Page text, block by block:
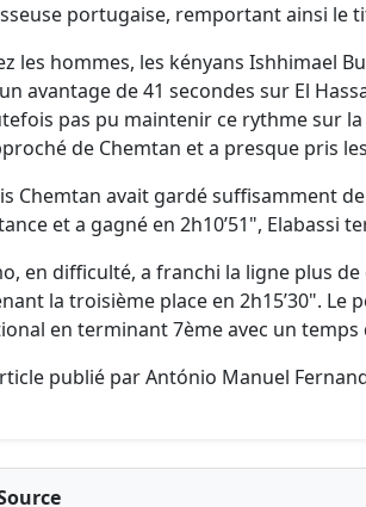
portugaise, remportant ainsi le
les hommes, les kényans Ishhimael
avantage de 41 secondes sur El
pas pu maintenir ce rythme sur la
de Chemtan et a presque pris
Chemtan avait gardé suffisamment
et a gagné en 2h10’51", Elabassi
en difficulté, a franchi la ligne plus
la troisième place en 2h15’30".
en terminant 7ème avec un temps
publié par António Manuel